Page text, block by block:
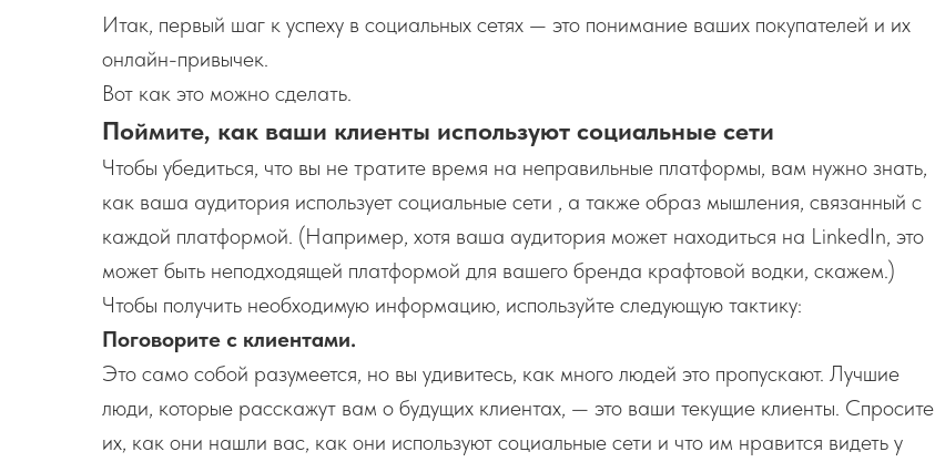
Итак, первый шаг к успеху в социальных сетях — это понимание ваших покупателей и их
онлайн-привычек.
Вот как это можно сделать.
Поймите, как ваши клиенты используют социальные сети
Чтобы убедиться, что вы не тратите время на неправильные платформы, вам нужно знать,
как ваша аудитория использует социальные сети , а также образ мышления, связанный с
каждой платформой. (Например, хотя ваша аудитория может находиться на LinkedIn, это
может быть неподходящей платформой для вашего бренда крафтовой водки, скажем.)
Чтобы получить необходимую информацию, используйте следующую тактику:
Поговорите с клиентами.
Это само собой разумеется, но вы удивитесь, как много людей это пропускают. Лучшие
люди, которые расскажут вам о будущих клиентах, — это ваши текущие клиенты. Спросите
их, как они нашли вас, как они используют социальные сети и что им нравится видеть у